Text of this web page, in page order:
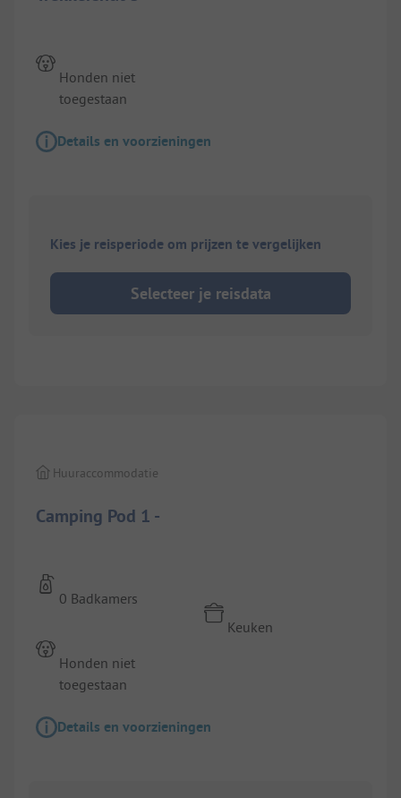
Honden niet
toegestaan
Details en voorzieningen
Kies je reisperiode om prijzen te vergelijken
Selecteer je reisdata
Camping Pod 1 -
Huuraccommodatie
0 Badkamers
Honden niet
toegestaan
Keuken
Details en voorzieningen